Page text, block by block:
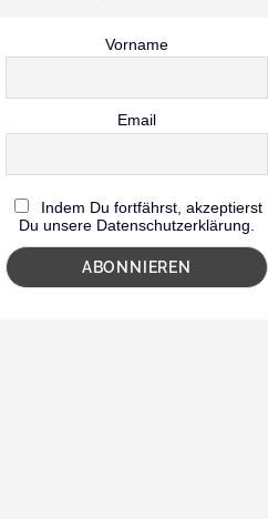
Vorname
Email
Indem Du fortfährst, akzeptierst
Du unsere Datenschutzerklärung.